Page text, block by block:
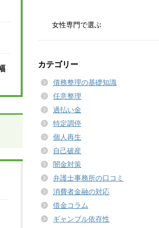
女性専門で選ぶ
カテゴリー
債務整理の基礎知識
任意整理
過払い金
特定調停
個人再生
自己破産
闇金対策
弁護士事務所の口コミ
消費者金融の対応
借金コラム
ギャンブル依存性